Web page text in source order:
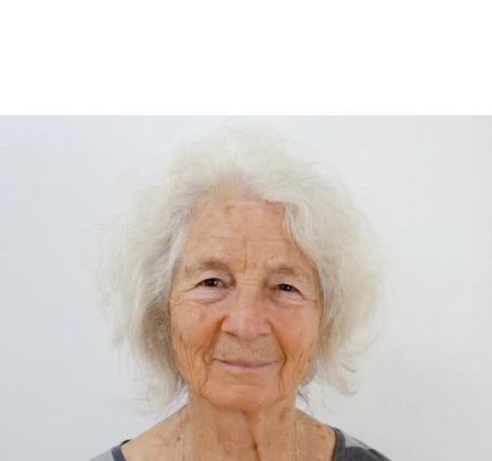
藏库的员工100%投票支持罢工行动。
V&A东馆典藏库于2025年5月开放，向公众展示了
数千件尚未在其他场馆展出的藏品。负责馆内“预约
展品”项目的员工必须全程陪同调取馆藏，只有在另
一位同事到岗接替后，才能去洗手间。与他们服务
的公众一样，这些员工也不允许将食物或饮料带入
主展厅或储藏区。
“这种展示我们文化遗产的创新模式，竟是由那些连
上厕所或喝口水都得不到充分保障的员工来实现